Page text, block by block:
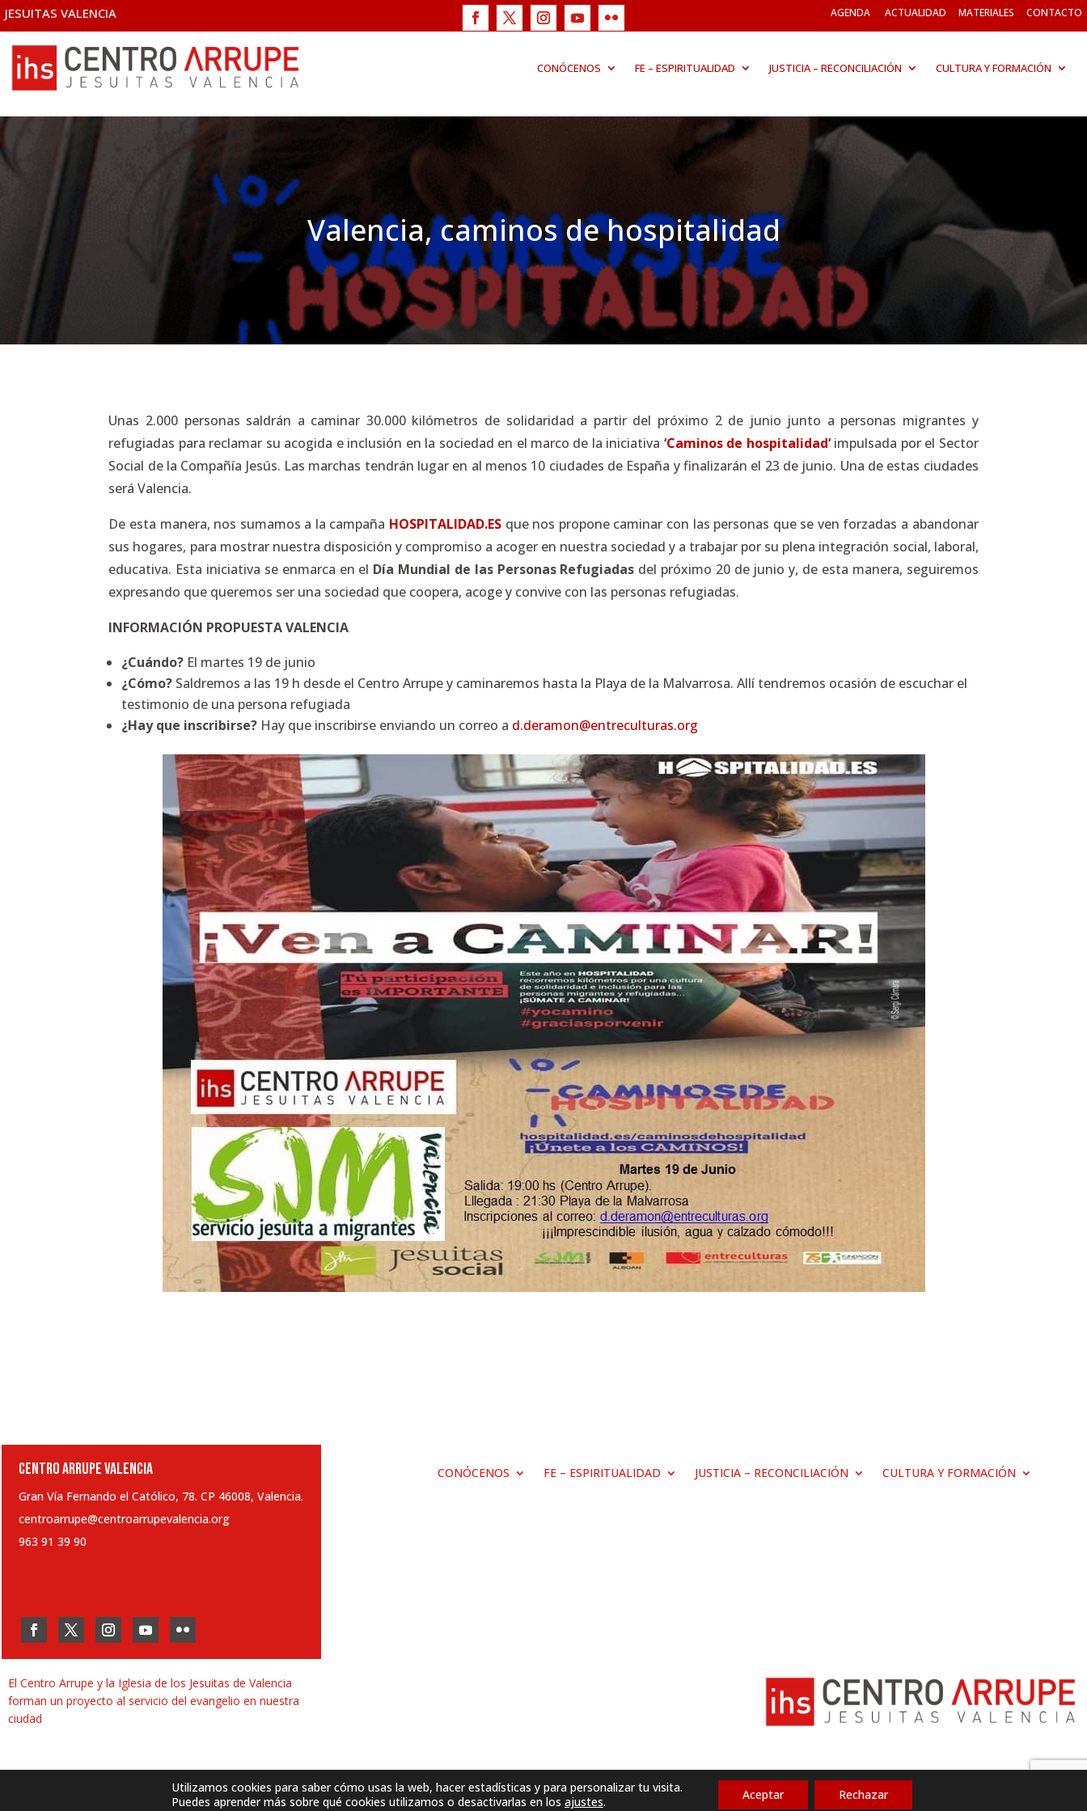
JESUITAS VALENCIA AGENDA ACTUALIDAD MATERIALES CONTACTO
CONÓCENOS FE – ESPIRITUALIDAD JUSTICIA – RECONCILIACIÓN CULTURA Y FORMACIÓN
Valencia, caminos de hospitalidad
Unas 2.000 personas saldrán a caminar 30.000 kilómetros de solidaridad a partir del próximo 2 de junio junto a personas migrantes y
refugiadas para reclamar su acogida e inclusión en la sociedad en el marco de la iniciativa ‘Caminos de hospitalidad‘impulsada por el Sector
Social de la Compañía Jesús. Las marchas tendrán lugar en al menos 10 ciudades de España y finalizarán el 23 de junio. Una de estas ciudades
será Valencia.
De esta manera, nos sumamos a la campaña HOSPITALIDAD.ES que nos propone caminar con las personas que se ven forzadas a abandonar
sus hogares, para mostrar nuestra disposición y compromiso a acoger en nuestra sociedad y a trabajar por su plena integración social, laboral,
educativa. Esta iniciativa se enmarca en el Día Mundial de las Personas Refugiadas del próximo 20 de junio y, de esta manera, seguiremos
expresando que queremos ser una sociedad que coopera, acoge y convive con las personas refugiadas.
INFORMACIÓN PROPUESTA VALENCIA
¿Cuándo? El martes 19 de junio
¿Cómo? Saldremos a las 19 h desde el Centro Arrupe y caminaremos hasta la Playa de la Malvarrosa. Allí tendremos ocasión de escuchar el
testimonio de una persona refugiada
¿Hay que inscribirse? Hay que inscribirse enviando un correo a d.deramon@entreculturas.org
CENTRO ARRUPE VALENCIA
Gran Vía Fernando el Católico, 78. CP 46008, Valencia.
centroarrupe@centroarrupevalencia.org
963 91 39 90
CONÓCENOS FE – ESPIRITUALIDAD JUSTICIA – RECONCILIACIÓN CULTURA Y FORMACIÓN
El Centro Arrupe y la Iglesia de los Jesuitas de Valencia
forman un proyecto al servicio del evangelio en nuestra
ciudad
Política de privacidad
Utilizamos cookies para saber cómo usas la web, hacer estadísticas y para personalizar tu visita.
Puedes aprender más sobre qué cookies utilizamos o desactivarlas en los ajustes. Aceptar Rechazar